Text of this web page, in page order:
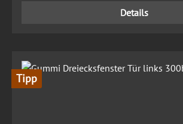
Details
Tipp